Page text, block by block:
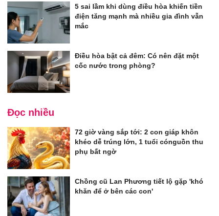
5 sai lầm khi dùng điều hòa khiến tiền
điện tăng mạnh mà nhiều gia đình vẫn
mắc
Điều hòa bật cả đêm: Có nên đặt một
cốc nước trong phòng?
Đọc nhiều
72 giờ vàng sắp tới: 2 con giáp khôn
khéo dễ trúng lớn, 1 tuổi cónguồn thu
phụ bất ngờ
Chồng cũ Lan Phương tiết lộ gặp 'khó
khăn để ở bên các con'